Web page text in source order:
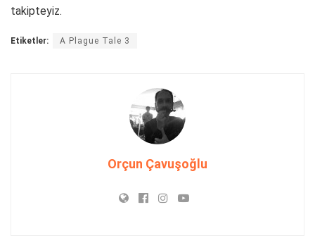
takipteyiz.
Etiketler: A Plague Tale 3
Orçun Çavuşoğlu